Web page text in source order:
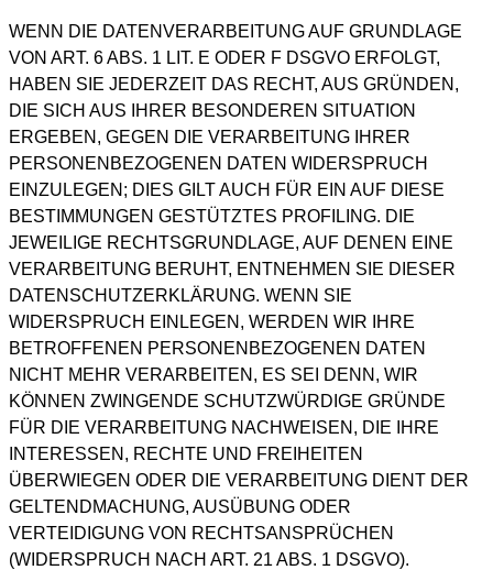
WENN DIE DATENVERARBEITUNG AUF GRUNDLAGE
VON ART. 6 ABS. 1 LIT. E ODER F DSGVO ERFOLGT,
HABEN SIE JEDERZEIT DAS RECHT, AUS GRÜNDEN,
DIE SICH AUS IHRER BESONDEREN SITUATION
ERGEBEN, GEGEN DIE VERARBEITUNG IHRER
PERSONENBEZOGENEN DATEN WIDERSPRUCH
EINZULEGEN; DIES GILT AUCH FÜR EIN AUF DIESE
BESTIMMUNGEN GESTÜTZTES PROFILING. DIE
JEWEILIGE RECHTSGRUNDLAGE, AUF DENEN EINE
VERARBEITUNG BERUHT, ENTNEHMEN SIE DIESER
DATENSCHUTZERKLÄRUNG. WENN SIE
WIDERSPRUCH EINLEGEN, WERDEN WIR IHRE
BETROFFENEN PERSONENBEZOGENEN DATEN
NICHT MEHR VERARBEITEN, ES SEI DENN, WIR
KÖNNEN ZWINGENDE SCHUTZWÜRDIGE GRÜNDE
FÜR DIE VERARBEITUNG NACHWEISEN, DIE IHRE
INTERESSEN, RECHTE UND FREIHEITEN
ÜBERWIEGEN ODER DIE VERARBEITUNG DIENT DER
GELTENDMACHUNG, AUSÜBUNG ODER
VERTEIDIGUNG VON RECHTSANSPRÜCHEN
(WIDERSPRUCH NACH ART. 21 ABS. 1 DSGVO).